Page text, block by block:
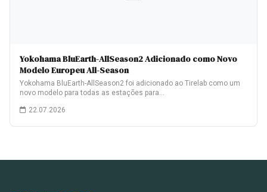
Yokohama BluEarth-AllSeason2 Adicionado como Novo
Modelo Europeu All-Season
Yokohama BluEarth-AllSeason2 foi adicionado ao Tirelab como um
novo modelo para todas as estações para…
22.07.2026